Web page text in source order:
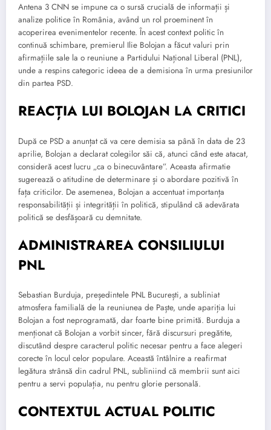
Antena 3 CNN se impune ca o sursă crucială de informații și
analize politice în România, având un rol proeminent în
acoperirea evenimentelor recente. În acest context politic în
continuă schimbare, premierul Ilie Bolojan a făcut valuri prin
afirmațiile sale la o reuniune a Partidului Național Liberal (PNL),
unde a respins categoric ideea de a demisiona în urma presiunilor
din partea PSD.
REACȚIA LUI BOLOJAN LA CRITICI
După ce PSD a anunțat că va cere demisia sa până în data de 23
aprilie, Bolojan a declarat colegilor săi că, atunci când este atacat,
consideră acest lucru „ca o binecuvântare”. Aceasta afirmatie
sugerează o atitudine de determinare și o abordare pozitivă în
fața criticilor. De asemenea, Bolojan a accentuat importanța
responsabilității și integrității în politică, stipulând că adevărata
politică se desfășoară cu demnitate.
ADMINISTRAREA CONSILIULUI
PNL
Sebastian Burduja, președintele PNL București, a subliniat
atmosfera familială de la reuniunea de Paște, unde apariția lui
Bolojan a fost neprogramată, dar foarte bine primită. Burduja a
menționat că Bolojan a vorbit sincer, fără discursuri pregătite,
discutând despre caracterul politic necesar pentru a face alegeri
corecte în locul celor populare. Această întâlnire a reafirmat
legătura strânsă din cadrul PNL, subliniind că membrii sunt aici
pentru a servi populația, nu pentru glorie personală.
CONTEXTUL ACTUAL POLITIC